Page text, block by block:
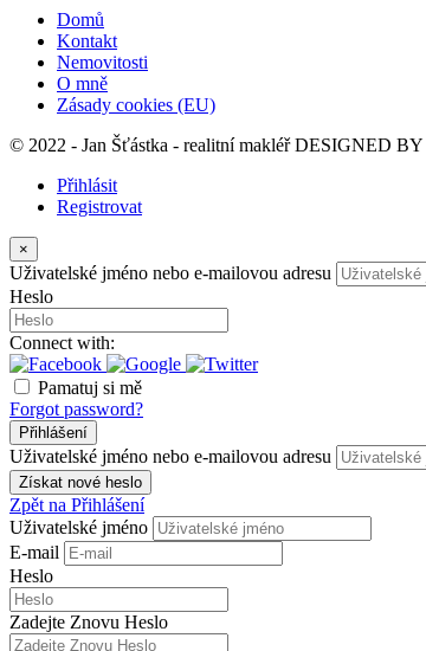
Domů
Kontakt
Nemovitosti
O mně
Zásady cookies (EU)
© 2022 - Jan Šťástka - realitní makléř DESIGNED BY
Přihlásit
Registrovat
×
Uživatelské jméno nebo e-mailovou adresu
Heslo
Connect with:
Pamatuj si mě
Forgot password?
Přihlášení
Uživatelské jméno nebo e-mailovou adresu
Získat nové heslo
Zpět na Přihlášení
Uživatelské jméno
E-mail
Heslo
Zadejte Znovu Heslo